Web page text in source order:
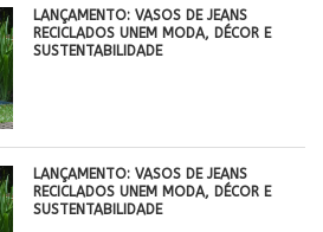
LANÇAMENTO: VASOS DE JEANS
RECICLADOS UNEM MODA, DÉCOR E
SUSTENTABILIDADE
LANÇAMENTO: VASOS DE JEANS
RECICLADOS UNEM MODA, DÉCOR E
SUSTENTABILIDADE